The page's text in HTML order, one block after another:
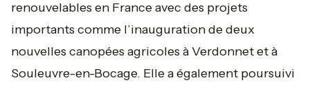
renouvelables en France avec des projets
importants comme l’inauguration de deux
nouvelles canopées agricoles à Verdonnet et à
Souleuvre-en-Bocage. Elle a également poursuivi